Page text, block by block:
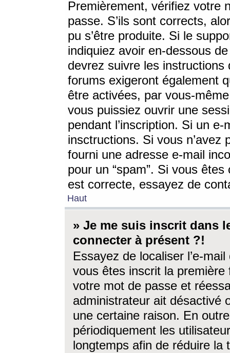
Premièrement, vérifiez votre
passe. S’ils sont corrects,
pu s’être produite. Si le
indiquiez avoir en-dessous
devrez suivre les
forums exigeront également
être activées, par vous-
vous puissiez ouvrir une
pendant l’inscription. Si un
insctructions. Si vous n’avez
fourni une adresse e-mail
pour un “spam”. Si vous
est correcte, essayez de
Haut
» Je me suis inscrit dans
connecter à présent ?!
Essayez de localiser l’e-
vous êtes inscrit la première
votre mot de passe et
administrateur ait désactivé
une certaine raison. En
périodiquement les
longtemps afin de réduire la